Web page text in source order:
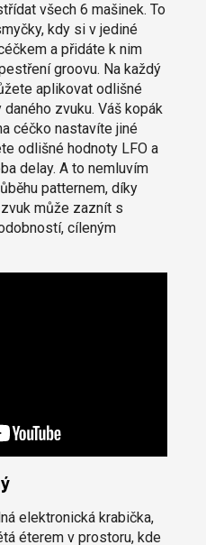
všech 6 mašinek. To
kdy si v jediné
a přidáte k nim
groovu. Na každý
aplikovat odlišné
zvuku. Váš kopák
céčko nastavíte jiné
odlišné hodnoty LFO a
delay. A to nemluvím
patternem, díky
může zaznít s
cíleným
elektronická krabička,
éterem v prostoru, kde